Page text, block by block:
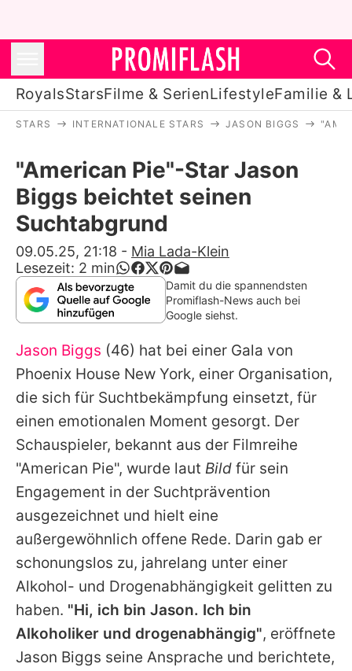
RoyalsStarsFilme & SerienLifestyleFamilie &
Stars
Filme & Serien
Lifestyle
Familie & Liebe
Promiflash Exklusiv
Alle Themen auf Promiflash
Jobs
App runterladen
Team
Redaktionelle Richtlinien
Impressum
Datenschutzerklärung
Nutzungsbedingungen
Utiq verwalten
STARS INTERNATIONALE STARS JASON BIGGS
"American Pie"-Star Jason
Biggs beichtet seinen
Suchtabgrund
09.05.25, 21:18 - Mia Lada-Klein
Lesezeit: 2 min
Damit du die spannendsten
Promiflash-News auch bei
Google siehst.
Jason Biggs (46) hat bei einer Gala von
Phoenix House New York, einer Organisation,
die sich für Suchtbekämpfung einsetzt, für
einen emotionalen Moment gesorgt. Der
Schauspieler, bekannt aus der Filmreihe
"American Pie", wurde laut Bild für sein
Engagement in der Suchtprävention
ausgezeichnet und hielt eine
außergewöhnlich offene Rede. Darin gab er
schonungslos zu, jahrelang unter einer
Alkohol- und Drogenabhängigkeit gelitten zu
haben. "Hi, ich bin Jason. Ich bin
Alkoholiker und drogenabhängig", eröffnete
Jason Biggs seine Ansprache und berichtete,